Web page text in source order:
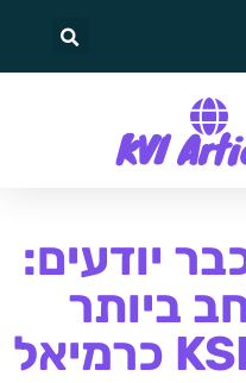
KVI
יודעים:
ביותר